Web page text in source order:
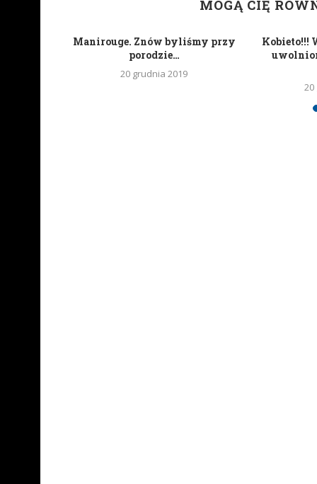
MOGĄ CIĘ
Manirouge. Znów byliśmy przy
porodzie…
20 grudnia 2019
Kobieto!!!
20